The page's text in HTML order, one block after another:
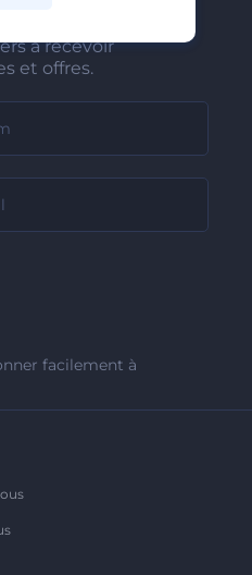
à recevoir
et offres.
facilement à